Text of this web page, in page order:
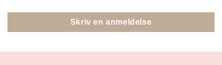
Skriv en anmeldelse